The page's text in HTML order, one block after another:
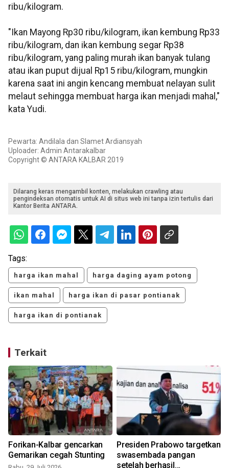
ribu/kilogram.
"Ikan Mayong Rp30 ribu/kilogram, ikan kembung Rp33
ribu/kilogram, dan ikan kembung segar Rp38
ribu/kilogram, yang paling murah ikan banyak tulang
atau ikan puput dijual Rp15 ribu/kilogram, mungkin
karena saat ini angin kencang membuat nelayan sulit
melaut sehingga membuat harga ikan menjadi mahal,"
kata Yudi.
Pewarta: Andilala dan Slamet Ardiansyah
Uploader: Admin Antarakalbar
Copyright © ANTARA KALBAR 2019
Dilarang keras mengambil konten, melakukan crawling atau
pengindeksan otomatis untuk AI di situs web ini tanpa izin tertulis dari
Kantor Berita ANTARA.
Tags:
harga ikan mahal harga daging ayam potong
ikan mahal harga ikan di pasar pontianak
harga ikan di pontianak
Terkait
Forikan-Kalbar gencarkan
Gemarikan cegah Stunting
Presiden Prabowo targetkan
swasembada pangan
setelah berhasil